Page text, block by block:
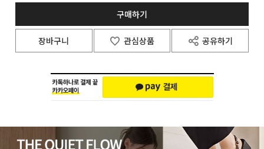
구매하기
장바구니 관심상품 공유하기